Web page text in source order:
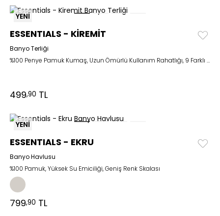
YENİ
ESSENTIALS - KİREMİT
Banyo Terliği
%100 Penye Pamuk Kumaş, Uzun Ömürlü Kullanım Rahatlığı, 9 Farklı Renk Seçeneği
499,90 TL
YENİ
ESSENTIALS - EKRU
Banyo Havlusu
%100 Pamuk, Yüksek Su Emiciliği, Geniş Renk Skalası
799,90 TL